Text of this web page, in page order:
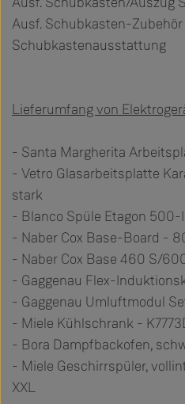
Ausf. Schubkasten-Zubehör
Schubkastenausstattung
Lieferumfang von
- Santa Margherita
- Vetro Glasarbeitsplatte
stark
- Blanco Spüle Etagon
- Naber Cox Base-Board -
- Naber Cox Base 460 S/
- Gaggenau Flex-
- Gaggenau Umluftmodul
- Miele Kühlschrank -
- Bora Dampfbackofen,
- Miele Geschirrspüler,
XXL